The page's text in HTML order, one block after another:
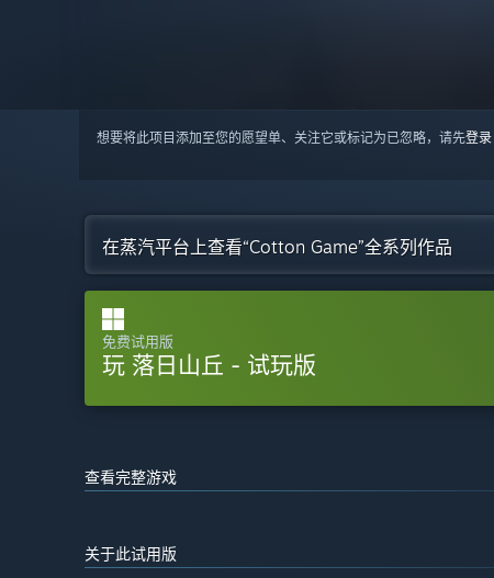
想要将此项目添加至您的愿望单、关注它或标记为已忽略，请先登录
在蒸汽平台上查看“Cotton Game”全系列作品
免费试用版
玩 落日山丘 - 试玩版
查看完整游戏
关于此试用版